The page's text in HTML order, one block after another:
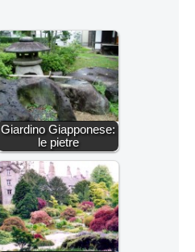
Giardino Giapponese:
le pietre